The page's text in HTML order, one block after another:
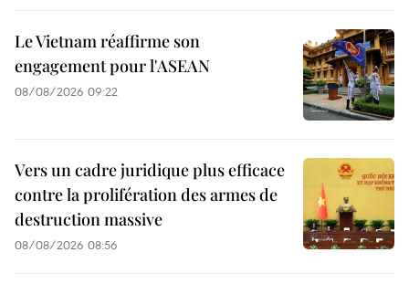
Le Vietnam réaffirme son
engagement pour l'ASEAN
08/08/2026 09:22
Vers un cadre juridique plus efficace
contre la prolifération des armes de
destruction massive
08/08/2026 08:56